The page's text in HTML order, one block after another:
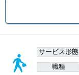
サービス形態
職種